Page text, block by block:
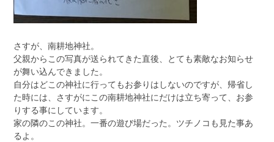
さすが、南耕地神社。
父親からこの写真が送られてきた直後、とても素敵なお知らせ
が舞い込んできました。
自分はどこの神社に行ってもお参りはしないのですが、帰省し
た時には、さすがにこの南耕地神社にだけは立ち寄って、お参
りする事にしています。
家の隣のこの神社。一番の遊び場だった。ツチノコも見た事あ
るよ。